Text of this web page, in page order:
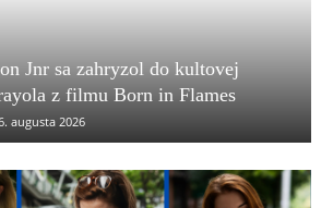
Jnr sa zahryzol do kultovej
z filmu Born in Flames
augusta 2026